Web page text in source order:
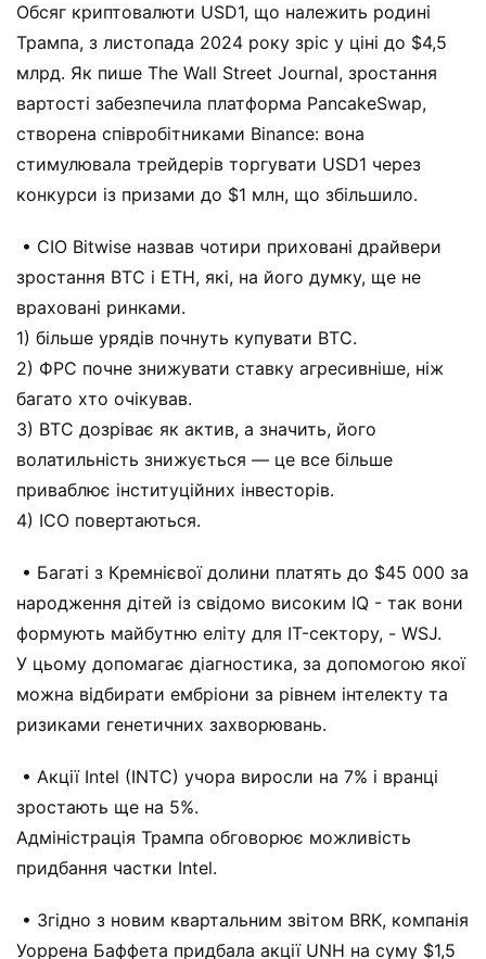
Обсяг криптовалюти USD1, що належить родині
Трампа, з листопада 2024 року зріс у ціні до $4,5
млрд. Як пише The Wall Street Journal, зростання
вартості забезпечила платформа PancakeSwap,
створена співробітниками Binance: вона
стимулювала трейдерів торгувати USD1 через
конкурси із призами до $1 млн, що збільшило.
• CIO Bitwise назвав чотири приховані драйвери
зростання BTC і ETH, які, на його думку, ще не
враховані ринками.
1) більше урядів почнуть купувати BTC.
2) ФРС почне знижувати ставку агресивніше, ніж
багато хто очікував.
3) BTC дозріває як актив, а значить, його
волатильність знижується — це все більше
приваблює інституційних інвесторів.
4) ICO повертаються.
• Багаті з Кремнієвої долини платять до $45 000 за
народження дітей із свідомо високим IQ - так вони
формують майбутню еліту для IT-сектору, - WSJ.
У цьому допомагає діагностика, за допомогою якої
можна відбирати ембріони за рівнем інтелекту та
ризиками генетичних захворювань.
• Акції Intel (INTC) учора виросли на 7% і вранці
зростають ще на 5%.
Адміністрація Трампа обговорює можливість
придбання частки Intel.
• Згідно з новим квартальним звітом BRK, компанія
Уоррена Баффета придбала акції UNH на суму $1,5